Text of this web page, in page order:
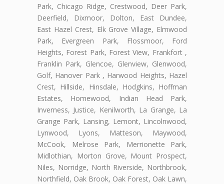
Park, Chicago Ridge, Crestwood, Deer Park,
Deerfield, Dixmoor, Dolton, East Dundee,
East Hazel Crest, Elk Grove Village, Elmwood
Park, Evergreen Park, Flossmoor, Ford
Heights, Forest Park, Forest View, Frankfort ,
Franklin Park, Glencoe, Glenview, Glenwood,
Golf, Hanover Park , Harwood Heights, Hazel
Crest, Hillside, Hinsdale, Hodgkins, Hoffman
Estates, Homewood, Indian Head Park,
Inverness, Justice, Kenilworth, La Grange, La
Grange Park, Lansing, Lemont, Lincolnwood,
Lynwood, Lyons, Matteson, Maywood,
McCook, Melrose Park, Merrionette Park,
Midlothian, Morton Grove, Mount Prospect,
Niles, Norridge, North Riverside, Northbrook,
Northfield, Oak Brook, Oak Forest, Oak Lawn,